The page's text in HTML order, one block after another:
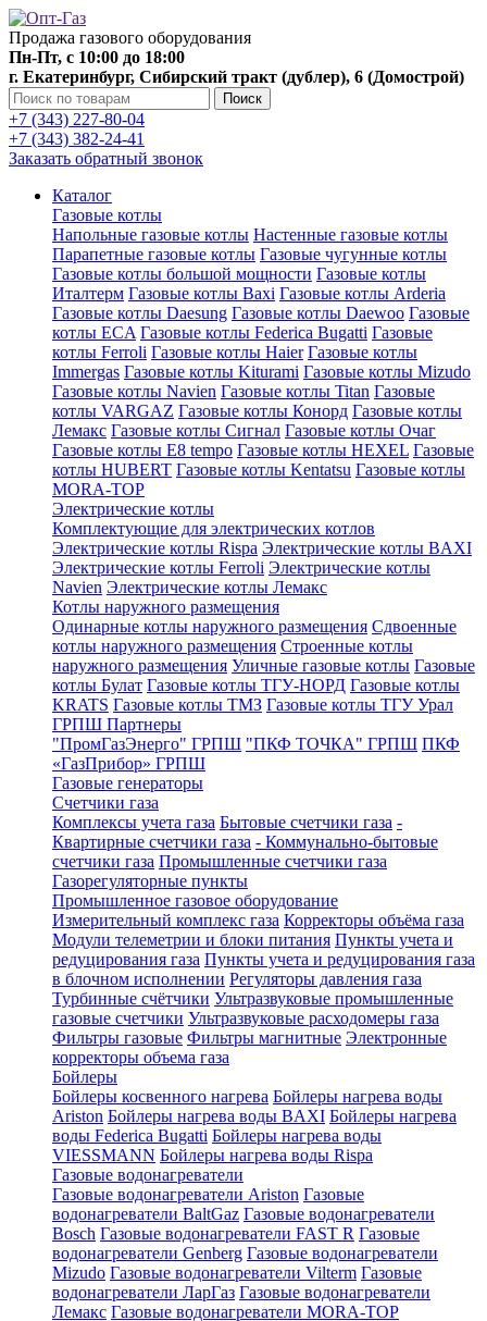
Продажа газового оборудования
Пн-Пт, с 10:00 до 18:00
г. Екатеринбург, Сибирский тракт (дублер), 6 (Домострой)
Поиск
+7 (343) 227-80-04
+7 (343) 382-24-41
Заказать обратный звонок
Каталог
Газовые котлы
Напольные газовые котлы Настенные газовые котлы
Парапетные газовые котлы Газовые чугунные котлы
Газовые котлы большой мощности Газовые котлы
Италтерм Газовые котлы Baxi Газовые котлы Arderia
Газовые котлы Daesung Газовые котлы Daewoo Газовые
котлы ECA Газовые котлы Federica Bugatti Газовые
котлы Ferroli Газовые котлы Haier Газовые котлы
Immergas Газовые котлы Kiturami Газовые котлы Mizudo
Газовые котлы Navien Газовые котлы Titan Газовые
котлы VARGAZ Газовые котлы Конорд Газовые котлы
Лемакс Газовые котлы Сигнал Газовые котлы Очаг
Газовые котлы E8 tempo Газовые котлы HEXEL Газовые
котлы HUBERT Газовые котлы Kentatsu Газовые котлы
MORA-TOP
Электрические котлы
Комплектующие для электрических котлов
Электрические котлы Rispa Электрические котлы BAXI
Электрические котлы Ferroli Электрические котлы
Navien Электрические котлы Лемакс
Котлы наружного размещения
Одинарные котлы наружного размещения Сдвоенные
котлы наружного размещения Строенные котлы
наружного размещения Уличные газовые котлы Газовые
котлы Булат Газовые котлы ТГУ-НОРД Газовые котлы
KRATS Газовые котлы ТМЗ Газовые котлы ТГУ Урал
ГРПШ Партнеры
"ПромГазЭнерго" ГРПШ "ПКФ ТОЧКА" ГРПШ ПКФ
«ГазПрибор» ГРПШ
Газовые генераторы
Счетчики газа
Комплексы учета газа Бытовые счетчики газа -
Квартирные счетчики газа - Коммунально-бытовые
счетчики газа Промышленные счетчики газа
Газорегуляторные пункты
Промышленное газовое оборудование
Измерительный комплекс газа Корректоры объёма газа
Модули телеметрии и блоки питания Пункты учета и
редуцирования газа Пункты учета и редуцирования газа
в блочном исполнении Регуляторы давления газа
Турбинные счётчики Ультразвуковые промышленные
газовые счетчики Ультразвуковые расходомеры газа
Фильтры газовые Фильтры магнитные Электронные
корректоры объема газа
Бойлеры
Бойлеры косвенного нагрева Бойлеры нагрева воды
Ariston Бойлеры нагрева воды BAXI Бойлеры нагрева
воды Federica Bugatti Бойлеры нагрева воды
VIESSMANN Бойлеры нагрева воды Rispa
Газовые водонагреватели
Газовые водонагреватели Ariston Газовые
водонагреватели BaltGaz Газовые водонагреватели
Bosch Газовые водонагреватели FAST R Газовые
водонагреватели Genberg Газовые водонагреватели
Mizudo Газовые водонагреватели Vilterm Газовые
водонагреватели ЛарГаз Газовые водонагреватели
Лемакс Газовые водонагреватели MORA-TOP